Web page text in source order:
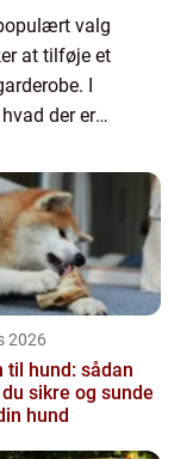
både
valg
at tilføje et
I
der er
2026
til hund: sådan
sikre og sunde
hund